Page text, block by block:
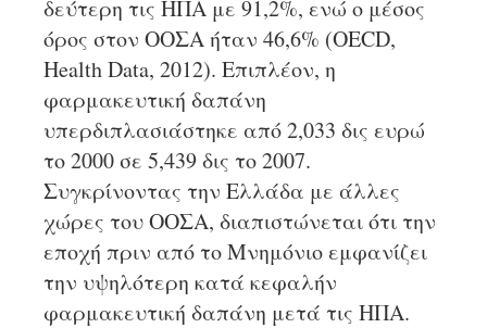
δεύτερη τις ΗΠΑ με 91,2%, ενώ ο μέσος
όρος στον ΟΟΣΑ ήταν 46,6% (OECD,
Health Data, 2012). Επιπλέον, η
φαρμακευτική δαπάνη
υπερδιπλασιάστηκε από 2,033 δις ευρώ
το 2000 σε 5,439 δις το 2007.
Συγκρίνοντας την Ελλάδα με άλλες
χώρες του ΟΟΣΑ, διαπιστώνεται ότι την
εποχή πριν από το Μνημόνιο εμφανίζει
την υψηλότερη κατά κεφαλήν
φαρμακευτική δαπάνη μετά τις ΗΠΑ.